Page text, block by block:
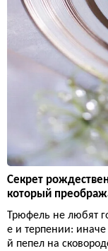
Секрет
который
Трюфель не любят
е и терпении:
й пепел на